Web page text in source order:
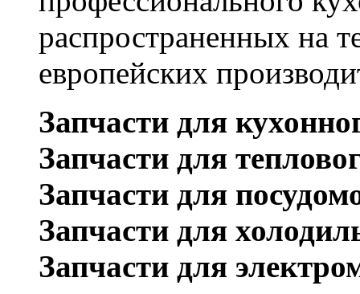
распространенных на
европейских
Запчасти для
Запчасти для
Запчасти для
Запчасти для
Запчасти для